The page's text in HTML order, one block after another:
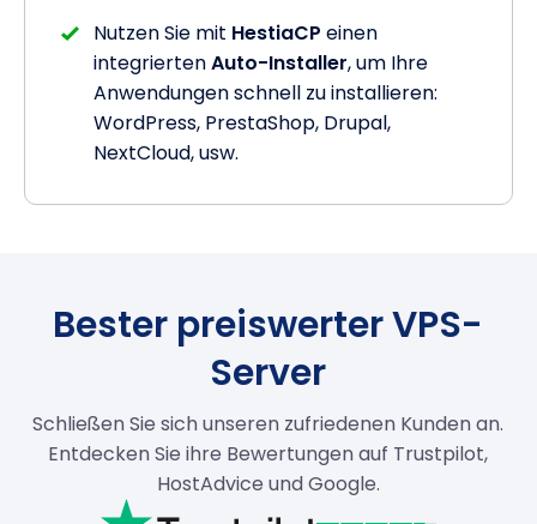
Nutzen Sie mit HestiaCP einen
integriertenAuto-Installer, um Ihre
Anwendungen schnell zu installieren:
WordPress, PrestaShop, Drupal,
NextCloud, usw.
Bester preiswerter VPS-
Server
Schließen Sie sich unseren zufriedenen Kunden an.
Entdecken Sie ihre Bewertungen auf Trustpilot,
HostAdvice und Google.